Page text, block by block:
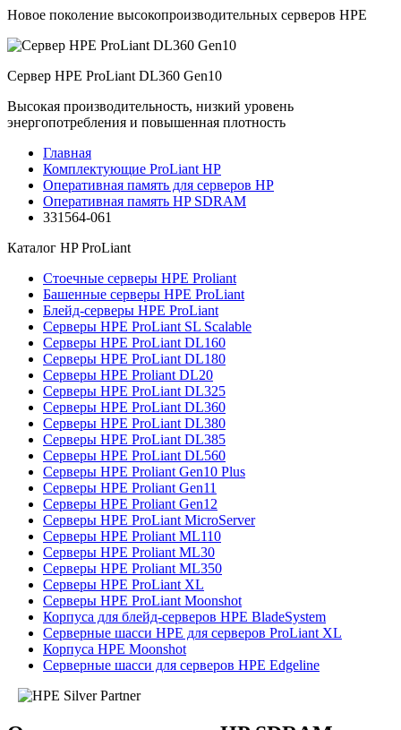
Новое поколение высокопроизводительных серверов HPE
Сервер HPE ProLiant DL360 Gen10
Высокая производительность, низкий уровень
энергопотребления и повышенная плотность
Главная
Комплектующие ProLiant HP
Оперативная память для серверов HP
Оперативная память HP SDRAM
331564-061
Каталог HP ProLiant
Стоечные серверы HPE Proliant
Башенные серверы HPE ProLiant
Блейд-серверы HPE ProLiant
Серверы HPE ProLiant SL Scalable
Серверы HPE ProLiant DL160
Серверы HPE ProLiant DL180
Серверы HPE Proliant DL20
Серверы HPE ProLiant DL325
Серверы HPE ProLiant DL360
Серверы HPE ProLiant DL380
Серверы HPE ProLiant DL385
Серверы HPE ProLiant DL560
Серверы HPE Proliant Gen10 Plus
Серверы HPE Proliant Gen11
Серверы HPE Proliant Gen12
Серверы HPE ProLiant MicroServer
Серверы HPE Proliant ML110
Серверы HPE Proliant ML30
Серверы HPE Proliant ML350
Серверы HPE ProLiant XL
Серверы HPE ProLiant Moonshot
Корпуса для блейд-серверов HPE BladeSystem
Серверные шасси HPE для серверов ProLiant XL
Корпуса HPE Moonshot
Серверные шасси для серверов HPE Edgeline